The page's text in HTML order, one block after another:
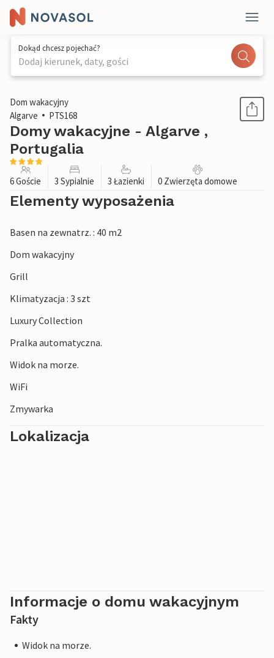
Dokąd chcesz pojechać?
Dodaj kierunek, daty, gości
1 / 22
Dom wakacyjny
Algarve
PTS168
Domy wakacyjne - Algarve ,
Portugalia
6 Goście 3 Sypialnie 3 Łazienki 0 Zwierzęta domowe
Elementy wyposażenia
Basen na zewnatrz. : 40 m2
Dom wakacyjny
Grill
Klimatyzacja : 3 szt
Luxury Collection
Pralka automatyczna.
Widok na morze.
WiFi
Zmywarka
Lokalizacja
Informacje o domu wakacyjnym
Fakty
Widok na morze.